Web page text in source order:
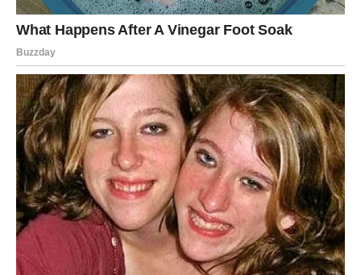
se hladi na sobnoj temperaturi.
Odvojitebjelanjke i žumanjke. Bjelanjke istucite u
čvrsti snijeg.
U posebnoj posudi pjenasto izmiksajtežumanjke i
šećerdok ne postanu svijetli i kremasti. Dodajtesol i
vaniliju.
U smjesu žumanjaka polako ulijteotopljenu čokoladu i
maslac.
Na kraju, lagano umiješajtesnijeg od bjelanjaka
koristeći špatulu.
Prebacite smjesu u
kalup za tortui pecite upećnici